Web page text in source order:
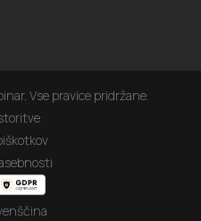
Vse pravice pridržane.